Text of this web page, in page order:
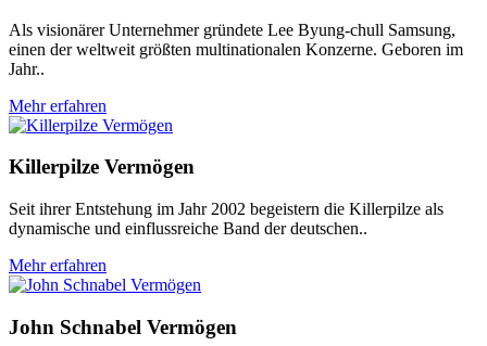
Als visionärer Unternehmer gründete Lee Byung-chull Samsung,
einen der weltweit größten multinationalen Konzerne. Geboren im
Jahr..
Mehr erfahren
Killerpilze Vermögen
Seit ihrer Entstehung im Jahr 2002 begeistern die Killerpilze als
dynamische und einflussreiche Band der deutschen..
Mehr erfahren
John Schnabel Vermögen